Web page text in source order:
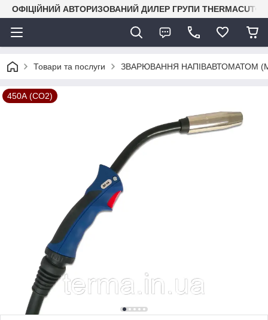
ОФІЦІЙНИЙ АВТОРИЗОВАНИЙ ДИЛЕР ГРУПИ THERMACUT® В
Товари та послуги ЗВАРЮВАННЯ НАПІВАВТОМАТОМ
450А (СO2)